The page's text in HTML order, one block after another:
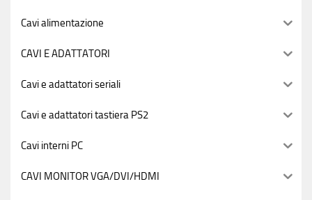
Cavi alimentazione
CAVI E ADATTATORI
Cavi e adattatori seriali
Cavi e adattatori tastiera PS2
Cavi interni PC
CAVI MONITOR VGA/DVI/HDMI